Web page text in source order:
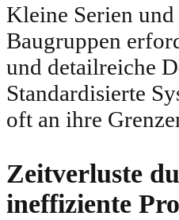
Kleine Serien
Baugruppen
und detailreiche
Standardisierte
oft an ihre
Zeitverluste
ineffiziente